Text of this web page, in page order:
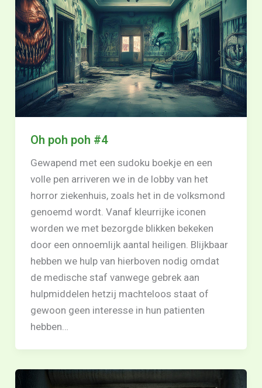
Oh poh poh #4
Gewapend met een sudoku boekje en een
volle pen arriveren we in de lobby van het
horror ziekenhuis, zoals het in de volksmond
genoemd wordt. Vanaf kleurrijke iconen
worden we met bezorgde blikken bekeken
door een onnoemlijk aantal heiligen. Blijkbaar
hebben we hulp van hierboven nodig omdat
de medische staf vanwege gebrek aan
hulpmiddelen hetzij machteloos staat of
gewoon geen interesse in hun patienten
hebben…